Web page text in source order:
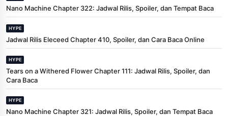
Nano Machine Chapter 322: Jadwal Rilis, Spoiler, dan Tempat Baca
HYPE
Jadwal Rilis Eleceed Chapter 410, Spoiler, dan Cara Baca Online
HYPE
Tears on a Withered Flower Chapter 111: Jadwal Rilis, Spoiler, dan
Cara Baca
HYPE
Nano Machine Chapter 321: Jadwal Rilis, Spoiler, dan Tempat Baca